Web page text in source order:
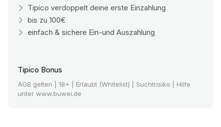
Tipico verdoppelt deine erste Einzahlung
bis zu 100€
einfach & sichere Ein-und Auszahlung
Tipico Bonus
AGB gelten | 18+ | Erlaubt (Whitelist) | Suchtrisiko | Hilfe
unter www.buwei.de